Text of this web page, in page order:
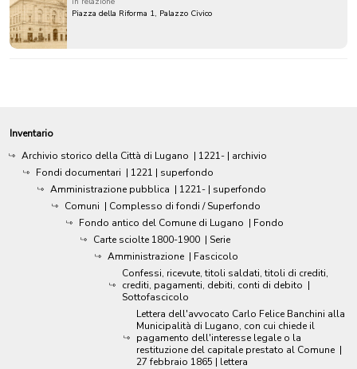
Piazza della Riforma 1, Palazzo Civico
Inventario
Archivio storico della Città di Lugano | 1221- | archivio
Fondi documentari | 1221 | superfondo
Amministrazione pubblica | 1221- | superfondo
Comuni | Complesso di fondi / Superfondo
Fondo antico del Comune di Lugano | Fondo
Carte sciolte 1800-1900 | Serie
Amministrazione | Fascicolo
Confessi, ricevute, titoli saldati, titoli di crediti,
crediti, pagamenti, debiti, conti di debito |
Sottofascicolo
Lettera dell'avvocato Carlo Felice Banchini alla
Municipalità di Lugano, con cui chiede il
pagamento dell'interesse legale o la
restituzione del capitale prestato al Comune |
27 febbraio 1865 | lettera